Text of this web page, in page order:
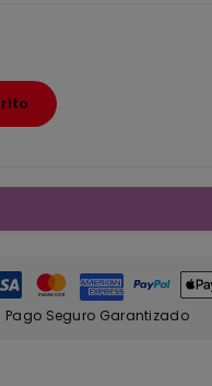
Pago Seguro Garantizado